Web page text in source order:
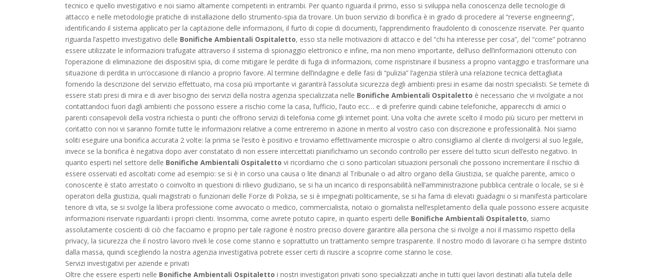
tecnico e quello investigativo e noi siamo altamente competenti in entrambi. Per quanto riguarda il primo, esso si sviluppa nella conoscenza delle tecnologie di
attacco e nelle metodologie pratiche di installazione dello strumento-spia da trovare. Un buon servizio di bonifica è in grado di procedere al “reverse engineering”,
identificando il sistema applicato per la captazione delle informazioni, il furto di copie di documenti, l’apprendimento fraudolento di conoscenze riservate. Per quanto
riguarda l’aspetto investigativo delle Bonifiche Ambientali Ospitaletto, esso sta nelle motivazioni di attacco e del “chi ha interesse per cosa”, del “come” potranno
essere utilizzate le informazioni trafugate attraverso il sistema di spionaggio elettronico e infine, ma non meno importante, dell’uso dell’informazioni ottenuto con
l’operazione di eliminazione dei dispositivi spia, di come mitigare le perdite di fuga di informazioni, come rispristinare il business a proprio vantaggio e trasformare una
situazione di perdita in un’occasione di rilancio a proprio favore. Al termine dell’indagine e delle fasi di “pulizia” l’agenzia stilerà una relazione tecnica dettagliata
fornendo la descrizione del servizio effettuato, ma cosa più importante vi garantirà l’assoluta sicurezza degli ambienti presi in esame dai nostri specialisti. Se temete di
essere stati presi di mira e di aver bisogno dei servizi della nostra agenzia specializzata nelle Bonifiche Ambientali Ospitaletto è necessario che vi rivolgiate a noi
contattandoci fuori dagli ambienti che possono essere a rischio come la casa, l’ufficio, l’auto ecc… e di preferire quindi cabine telefoniche, apparecchi di amici o
parenti consapevoli della vostra richiesta o punti che offrono servizi di telefonia come gli internet point. Una volta che avrete scelto il modo più sicuro per mettervi in
contatto con noi vi saranno fornite tutte le informazioni relative a come entreremo in azione in merito al vostro caso con discrezione e professionalità. Noi siamo
soliti eseguire una bonifica accurata 2 volte: la prima se l’esito è positivo e troviamo effettivamente microspie o altro consigliamo al cliente di rivolgersi al suo legale,
invece se la bonifica è negativa dopo aver constatato di non essere intercettati pianifichiamo un secondo controllo per essere del tutto sicuri dell’esito negativo. In
quanto esperti nel settore delle Bonifiche Ambientali Ospitaletto vi ricordiamo che ci sono particolari situazioni personali che possono incrementare il rischio di
essere osservati ed ascoltati come ad esempio: se si è in corso una causa o lite dinanzi al Tribunale o ad altro organo della Giustizia, se qualche parente, amico o
conoscente è stato arrestato o coinvolto in questioni di rilievo giudiziario, se si ha un incarico di responsabilità nell’amministrazione pubblica centrale o locale, se si è
operatori della giustizia, quali magistrati o funzionari delle Forze di Polizia, se si è impegnati politicamente, se si ha fama di elevati guadagni o si manifesta particolare
tenore di vita, se si svolge la libera professione come avvocato o medico, commercialista, notaio o giornalista nell’espletamento della quale possono essere acquisite
informazioni riservate riguardanti i propri clienti. Insomma, come avrete potuto capire, in quanto esperti delle Bonifiche Ambientali Ospitaletto, siamo
assolutamente coscienti di ciò che facciamo e proprio per tale ragione è nostro preciso dovere garantire alla persona che si rivolge a noi il massimo rispetto della
privacy, la sicurezza che il nostro lavoro riveli le cose come stanno e soprattutto un trattamento sempre trasparente. Il nostro modo di lavorare ci ha sempre distinto
dalla massa, quindi scegliendo la nostra agenzia investigativa potrete esser certi di riuscire a scoprire come stanno le cose.
Servizi investigativi per aziende e privati
Oltre che essere esperti nelle Bonifiche Ambientali Ospitaletto i nostri investigatori privati sono specializzati anche in tutti quei lavori destinati alla tutela delle